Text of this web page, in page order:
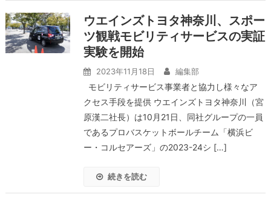
ウエインズトヨタ神奈川、スポー
ツ観戦モビリティサービスの実証
実験を開始
2023年11月18日 編集部
モビリティサービス事業者と協力し様々なア
クセス手段を提供 ウエインズトヨタ神奈川（宮
原漢二社長）は10月21日、同社グループの一員
であるプロバスケットボールチーム「横浜ビ
ー・コルセアーズ」の2023-24シ […]
続きを読む